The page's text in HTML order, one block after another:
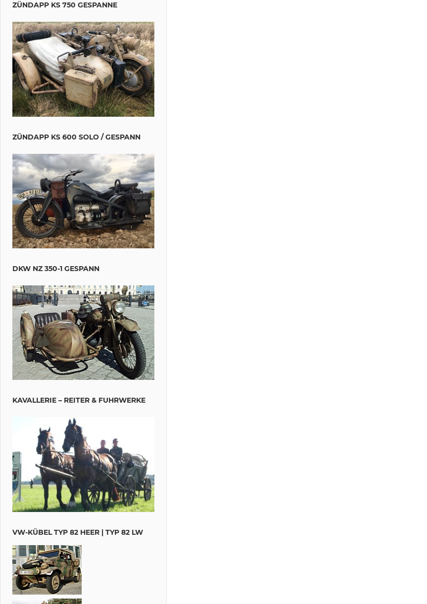
ZÜNDAPP KS 750 GESPANNE
ZÜNDAPP KS 600 SOLO / GESPANN
DKW NZ 350-1 GESPANN
KAVALLERIE – REITER & FUHRWERKE
VW-KÜBEL TYP 82 HEER | TYP 82 LW